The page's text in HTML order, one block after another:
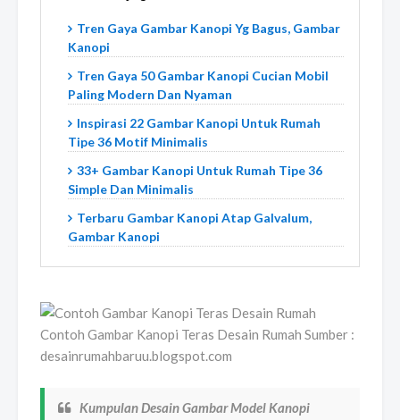
Tren Gaya Gambar Kanopi Yg Bagus, Gambar
Kanopi
Tren Gaya 50 Gambar Kanopi Cucian Mobil
Paling Modern Dan Nyaman
Inspirasi 22 Gambar Kanopi Untuk Rumah
Tipe 36 Motif Minimalis
33+ Gambar Kanopi Untuk Rumah Tipe 36
Simple Dan Minimalis
Terbaru Gambar Kanopi Atap Galvalum,
Gambar Kanopi
Contoh Gambar Kanopi Teras Desain Rumah Sumber :
desainrumahbaruu.blogspot.com
Kumpulan Desain Gambar Model Kanopi